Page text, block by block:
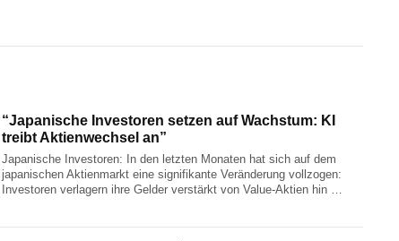
“Japanische Investoren setzen auf Wachstum: KI
treibt Aktienwechsel an”
Japanische Investoren: In den letzten Monaten hat sich auf dem
japanischen Aktienmarkt eine signifikante Veränderung vollzogen:
Investoren verlagern ihre Gelder verstärkt von Value-Aktien hin …